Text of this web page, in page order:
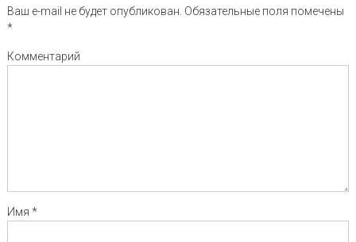
Ваш e-mail не будет опубликован. Обязательные поля помечены
*
Комментарий
Имя *